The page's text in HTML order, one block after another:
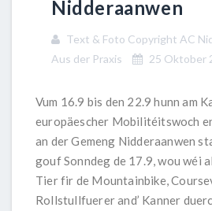
Nidderaanwen
Text & Foto Copyright AC
Aus der Praxis
25 Oktober
Vum 16.9 bis den 22.9 hunn am
europäescher Mobilitéitswoch
an der Gemeng Nidderaanwen
gouf Sonndeg de 17.9, wou wéi
Tier fir de Mountainbike,
Rollstullfuerer and’ Kanner